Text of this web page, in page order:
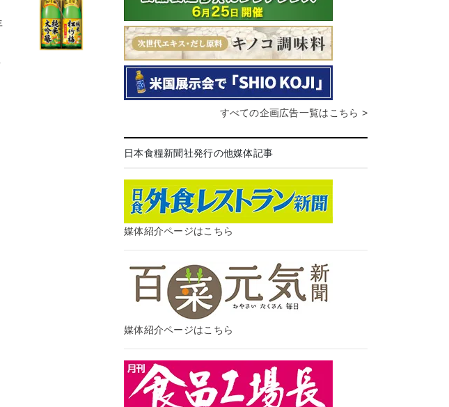
すべての企画広告一覧はこちら >
日本食糧新聞社発行の他媒体記事
媒体紹介ページはこちら
媒体紹介ページはこちら